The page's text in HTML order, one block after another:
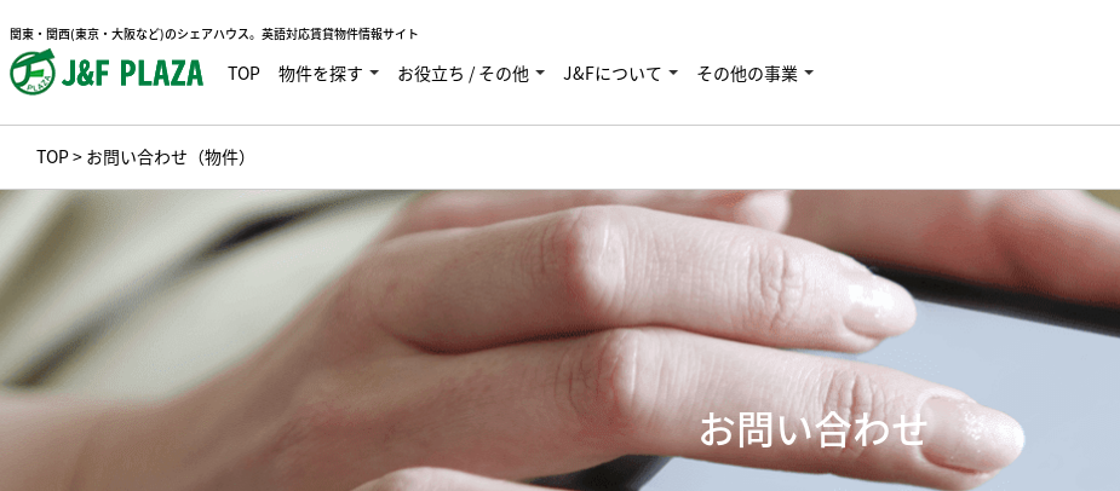
関東・関西(東京・大阪など)のシェアハウス。英語対応賃貸物件情報サイト
TOP 物件を探す お役立ち / その他 J&Fについて その他の事業
TOP> お問い合わせ（物件）
お問い合わせ